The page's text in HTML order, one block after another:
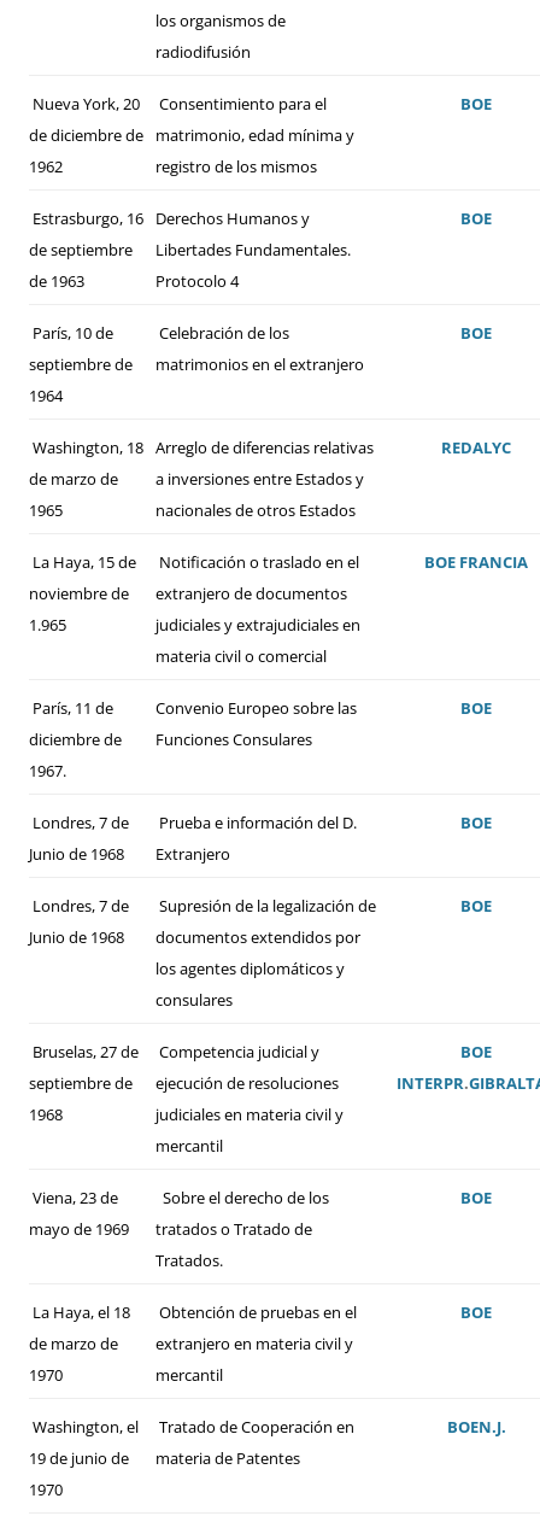
los organismos de
radiodifusión
Nueva York, 20
de diciembre de
1962
Consentimiento para el
matrimonio, edad mínima y
registro de los mismos
BOE
Estrasburgo, 16
de septiembre
de 1963
Derechos Humanos y
Libertades Fundamentales.
Protocolo 4
BOE
París, 10 de
septiembre de
1964
Celebración de los
matrimonios en el extranjero
BOE
Washington, 18
de marzo de
1965
Arreglo de diferencias relativas
a inversiones entre Estados y
nacionales de otros Estados
REDALYC
La Haya, 15 de
noviembre de
1.965
Notificación o traslado en el
extranjero de documentos
judiciales y extrajudiciales en
materia civil o comercial
BOE FRANCIA
París, 11 de
diciembre de
1967.
Convenio Europeo sobre las
Funciones Consulares
BOE
Londres, 7 de
Junio de 1968
Prueba e información del D.
Extranjero
BOE
Londres, 7 de
Junio de 1968
Supresión de la legalización de
documentos extendidos por
los agentes diplomáticos y
consulares
BOE
Bruselas, 27 de
septiembre de
1968
Competencia judicial y
ejecución de resoluciones
judiciales en materia civil y
mercantil
BOE
INTERPR.
Viena, 23 de
mayo de 1969
Sobre el derecho de los
tratados o Tratado de
Tratados.
BOE
La Haya, el 18
de marzo de
1970
Obtención de pruebas en el
extranjero en materia civil y
mercantil
BOE
Washington, el
19 de junio de
1970
Tratado de Cooperación en
materia de Patentes
BOEN.J.